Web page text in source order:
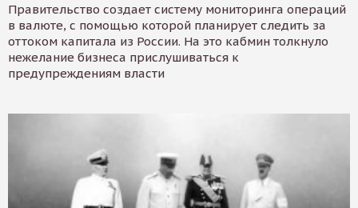
Правительство создает систему мониторинга операций
в валюте, с помощью которой планирует следить за
оттоком капитала из России. На это кабмин толкнуло
нежелание бизнеса прислушиваться к
предупреждениям власти